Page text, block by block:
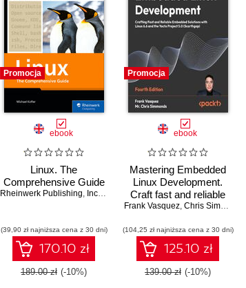
Promocja
ebook
Linux. The
Comprehensive Guide
Rheinwerk Publishing, Inc,Michael Kofler
(39,90 zł najniższa cena z 30 dni)
170.10 zł
189.00 zł (-10%)
Promocja
ebook
Mastering Embedded
Linux Development.
Craft fast and reliable
embedded solutions
Yocto Project 5.0
(Scarthgap) - Fourth
Edition
Frank Vasquez, Chris Simmonds
(104,25 zł najniższa cena z 30 dni)
125.10 zł
139.00 zł (-10%)